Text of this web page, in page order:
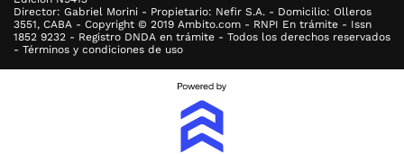
Director: Gabriel Morini - Propietario: Nefir S.A. - Domicilio: Olleros
3551, CABA - Copyright © 2019 Ambito.com - RNPI En trámite - Issn
1852 9232 - Registro DNDA en trámite - Todos los derechos reservados
- Términos y condiciones de uso